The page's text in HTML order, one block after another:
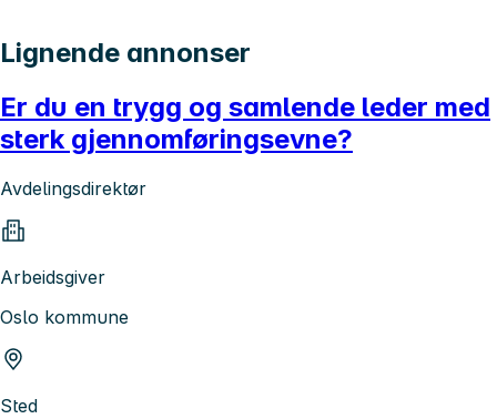
Lignende annonser
Er du en trygg og samlende leder med
sterk gjennomføringsevne?
Avdelingsdirektør
Arbeidsgiver
Oslo kommune
Sted